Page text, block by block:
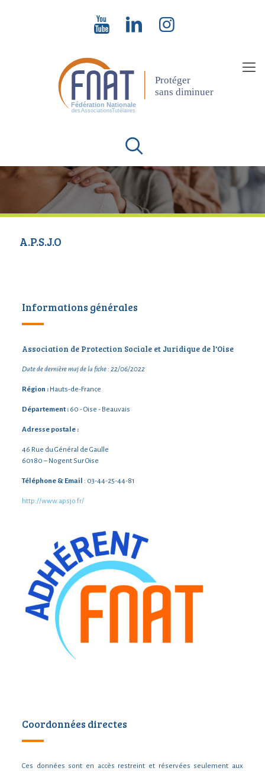
A.P.S.J.O
Informations générales
Association de Protection Sociale et Juridique de l'Oise
Date de dernière maj de la fiche : 22/06/2022
Région :Hauts-de-France
Département :60 - Oise - Beauvais
Adresse postale :
46 Rue du Général de Gaulle
60180 – Nogent Sur Oise
Téléphone & Email : 03-44-25-44-81
http://www.apsjo.fr/
Coordonnées directes
Ces données sont en accès restreint et réservées seulement aux